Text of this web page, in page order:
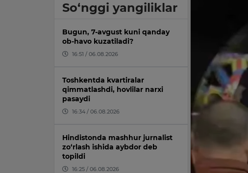
So‘nggi yangiliklar
Bugun, 7-avgust kuni qanday
ob-havo kuzatiladi?
16:51 / 06.08.2026
Toshkentda kvartiralar
qimmatlashdi, hovlilar narxi
pasaydi
16:34 / 06.08.2026
Hindistonda mashhur jurnalist
zo‘rlash ishida aybdor deb
topildi
16:25 / 06.08.2026